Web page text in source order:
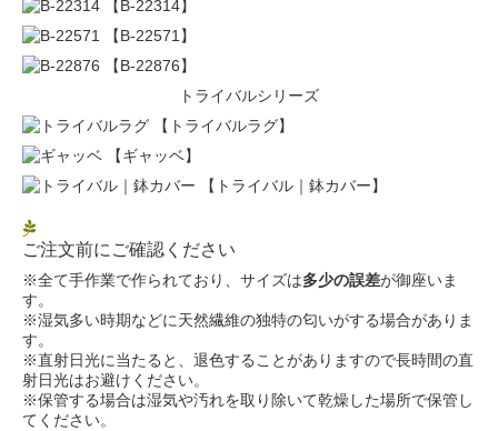
【B-22314】
【B-22571】
【B-22876】
トライバルシリーズ
【トライバルラグ】
【ギャッベ】
【トライバル｜鉢カバー】
ご注文前にご確認ください
※全て手作業で作られており、サイズは多少の誤差が御座いま
す。
※湿気多い時期などに天然繊維の独特の匂いがする場合がありま
す。
※直射日光に当たると、退色することがありますので長時間の直
射日光はお避けください。
※保管する場合は湿気や汚れを取り除いて乾燥した場所で保管し
てください。